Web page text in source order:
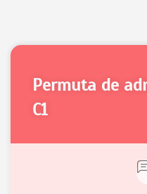
permuta de
C1